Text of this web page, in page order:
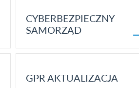
CYBERBEZPIECZNY
SAMORZĄD
GPR AKTUALIZACJA